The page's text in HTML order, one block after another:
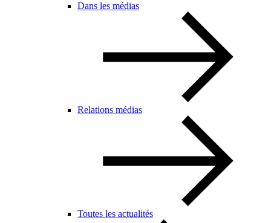
Dans les médias
Relations médias
Toutes les actualités